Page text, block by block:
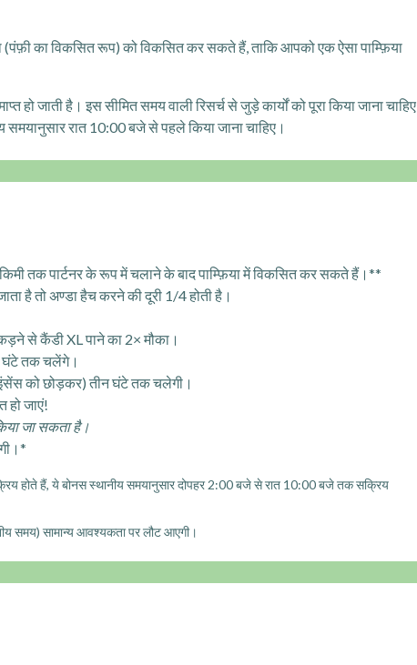
(पंफ़ी का विकसित रूप) को विकसित कर सकते हैं, ताकि आपको एक ऐसा पाम्फ़िया
हो जाती है। इस सीमित समय वाली रिसर्च से जुड़े कार्यों को पूरा किया जाना चाहिए
समयानुसार रात 10:00 बजे से पहले किया जाना चाहिए।
तक पार्टनर के रूप में चलाने के बाद पाम्फ़िया में विकसित कर सकते हैं।**
है तो अण्डा हैच करने की दूरी 1/4 होती है।
से कैंडी XL पाने का 2× मौका।
घंटे तक चलेंगे।
को छोड़कर) तीन घंटे तक चलेगी।
हो जाएं!
जा सकता है।
होते हैं, ये बोनस स्थानीय समयानुसार दोपहर 2:00 बजे से रात 10:00 बजे तक सक्रिय
समय) सामान्य आवश्यकता पर लौट आएगी।